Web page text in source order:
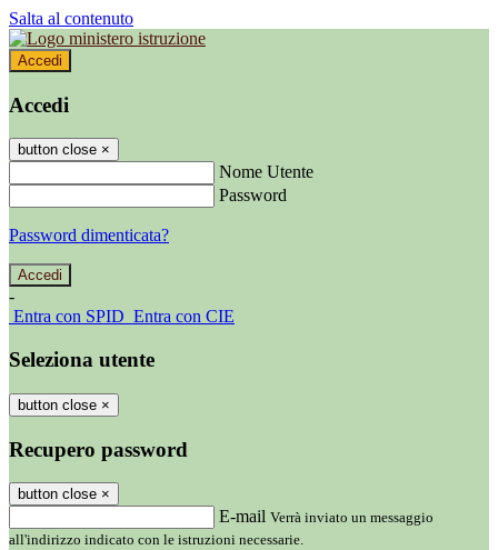
Salta al contenuto
Accedi
Accedi
button close ×
Nome Utente
Password
Password dimenticata?
-
Entra con SPID Entra con CIE
Seleziona utente
button close ×
Recupero password
button close ×
E-mail Verrà inviato un messaggio
all'indirizzo indicato con le istruzioni necessarie.